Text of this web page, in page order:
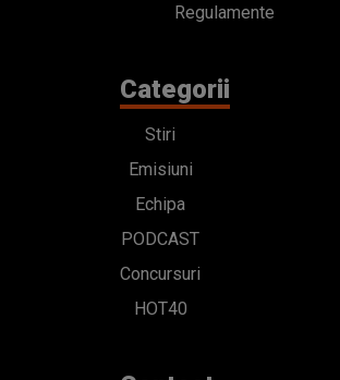
Regulamente
Categorii
Stiri
Emisiuni
Echipa
PODCAST
Concursuri
HOT40